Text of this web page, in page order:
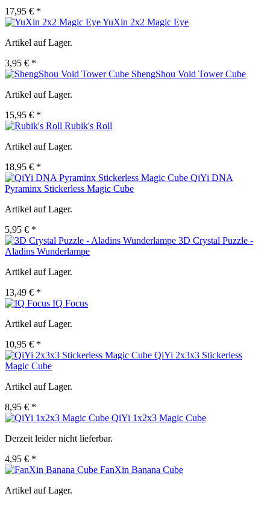
17,95 € *
YuXin 2x2 Magic Eye
Artikel auf Lager.
3,95 € *
ShengShou Void Tower Cube
Artikel auf Lager.
15,95 € *
Rubik's Roll
Artikel auf Lager.
18,95 € *
QiYi DNA
Pyraminx Stickerless Magic Cube
Artikel auf Lager.
5,95 € *
3D Crystal Puzzle -
Aladins Wunderlampe
Artikel auf Lager.
13,49 € *
IQ Focus
Artikel auf Lager.
10,95 € *
QiYi 2x3x3 Stickerless
Magic Cube
Artikel auf Lager.
8,95 € *
QiYi 1x2x3 Magic Cube
Derzeit leider nicht lieferbar.
4,95 € *
FanXin Banana Cube
Artikel auf Lager.